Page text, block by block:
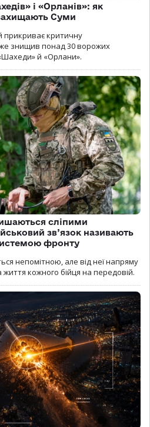
і «Орланів»: як
Суми
прикриває критичну
знищив понад 30 ворожих
й «Орлани».
сліпими
зв’язок називають
фронту
непомітною, але від неї напряму
кожного бійця на передовій.